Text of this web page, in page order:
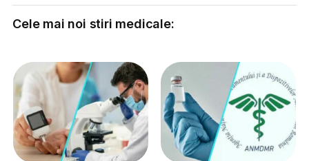
Cele mai noi stiri medicale: